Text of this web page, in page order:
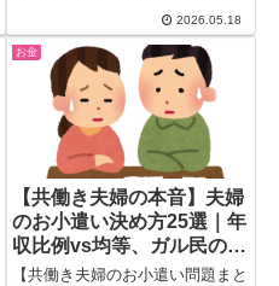
ルな声を30選でまとめ。働き損
にならないボーダーライン、子育
てとパートの両立、ボーナスあり
パートの条件まで徹底解説。
2026.05.18
お金
【共働き夫婦の本音】夫婦
のお小遣い決め方25選｜年
収比例vs均等、ガル民の正
解は？
【共働き夫婦のお小遣い問題まと